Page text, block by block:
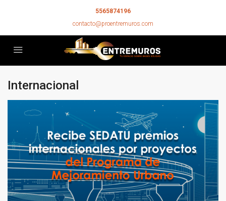
5565874196
contacto@proentremuros.com
Internacional